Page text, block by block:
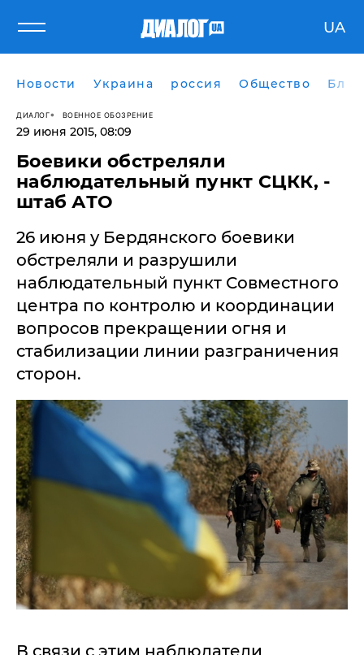
UA
Новости Украина россия Общество
ДИАЛОГ ВОЕННОЕ ОБОЗРЕНИЕ
29 июня 2015, 08:09
​Боевики обстреляли
наблюдательный пункт СЦКК, -
штаб АТО
26 июня у Бердянского боевики
обстреляли и разрушили
наблюдательный пункт Совместного
центра по контролю и координации
вопросов прекращении огня и
стабилизации линии разграничения
сторон.
В связи с этим наблюдатели